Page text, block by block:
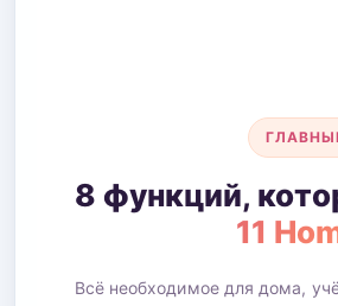
8 функций,
11
Всё необходимое для дома,